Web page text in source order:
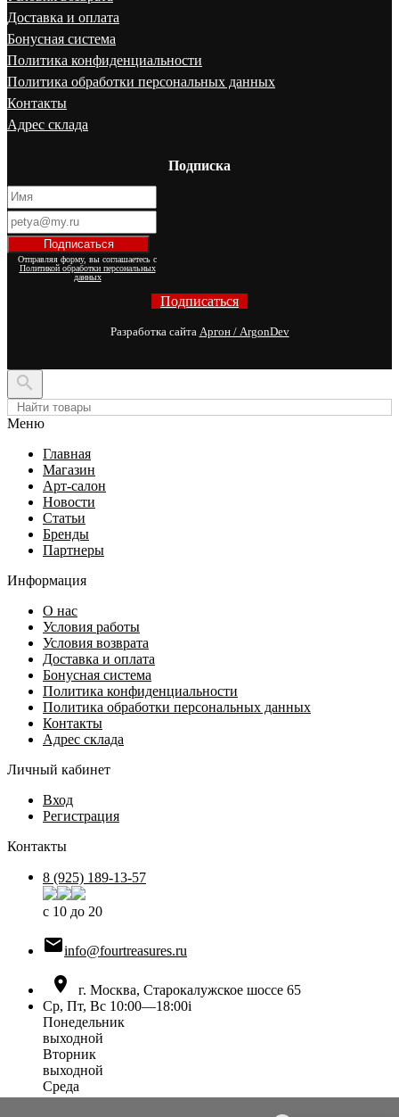
Доставка и оплата
Бонусная система
Политика конфиденциальности
Политика обработки персональных данных
Контакты
Адрес склада
Подписка
Отправляя форму, вы соглашаетесь с
Политикой обработки персональных
данных
Подписаться
Разработка сайта Аргон / ArgonDev

Меню
Главная
Магазин
Арт-салон
Новости
Статьи
Бренды
Партнеры
Информация
О нас
Условия работы
Условия возврата
Доставка и оплата
Бонусная система
Политика конфиденциальности
Политика обработки персональных данных
Контакты
Адрес склада
Личный кабинет
Вход
Регистрация
Контакты
8 (925) 189-13-57
с 10 до 20
info@fourtreasures.ru

г. Москва, Старокалужское шоссе 65
Ср, Пт, Вс 10:00—18:00i
Понедельник
выходной
Вторник
выходной
Среда
10:00 — 18:00